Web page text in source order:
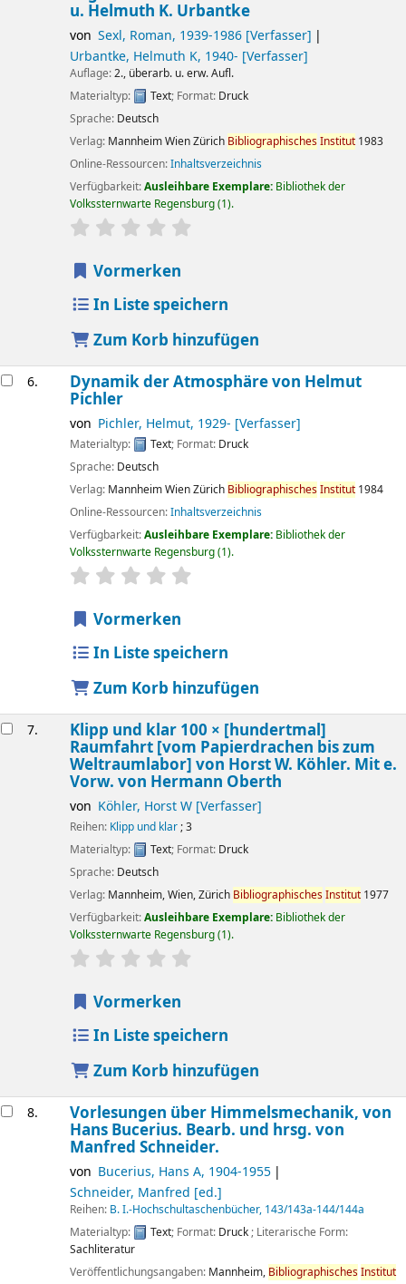
u. Helmuth K. Urbantke
von Sexl, Roman, 1939-1986[Verfasser]
Urbantke, Helmuth K, 1940- [Verfasser]
Auflage:2., überarb. u. erw. Aufl.
Materialtyp:
Text; Format: Druck
Sprache: Deutsch
Verlag: MannheimWienZürich BibliographischesInstitut 1983
Online-Ressourcen:Inhaltsverzeichnis
Verfügbarkeit:Ausleihbare Exemplare: Bibliothek der
Volkssternwarte Regensburg(1).
Sternchenbewertung
Vormerken
In Liste speichern
Zum Korb hinzufügen
6. Dynamik der Atmosphärevon Helmut
Pichler
von Pichler, Helmut, 1929- [Verfasser]
Materialtyp: Text; Format: Druck
Sprache: Deutsch
Verlag: MannheimWienZürich BibliographischesInstitut 1984
Online-Ressourcen:Inhaltsverzeichnis
Verfügbarkeit:Ausleihbare Exemplare: Bibliothek der
Volkssternwarte Regensburg(1).
Sternchenbewertung
Vormerken
In Liste speichern
Zum Korb hinzufügen
7. Klipp und klar 100 × [hundertmal]
Raumfahrt [vom Papierdrachen bis zum
Weltraumlabor] von Horst W. Köhler. Mit e.
Vorw. von Hermann Oberth
von Köhler, Horst W[Verfasser]
Reihen: Klipp und klar; 3
Materialtyp:
Text; Format: Druck
Sprache: Deutsch
Verlag: Mannheim, Wien, Zürich BibliographischesInstitut 1977
Verfügbarkeit:Ausleihbare Exemplare: Bibliothek der
Volkssternwarte Regensburg(1).
Sternchenbewertung
Vormerken
In Liste speichern
Zum Korb hinzufügen
8. Vorlesungen über Himmelsmechanik, von
Hans Bucerius. Bearb. und hrsg. von
Manfred Schneider.
von Bucerius, Hans A, 1904-1955
Schneider, Manfred [ed.]
Reihen: B. I.-Hochschultaschenbücher, 143/143a-144/144a
Materialtyp:
Text; Format: Druck; Literarische Form:
Sachliteratur
Veröffentlichungsangaben: Mannheim, BibliographischesInstitut